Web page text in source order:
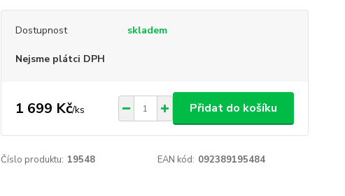
Dostupnost skladem
Nejsme plátci DPH
1 699 Kč/ks Přidat do košíku
Číslo produktu: 19548 EAN kód: 092389195484